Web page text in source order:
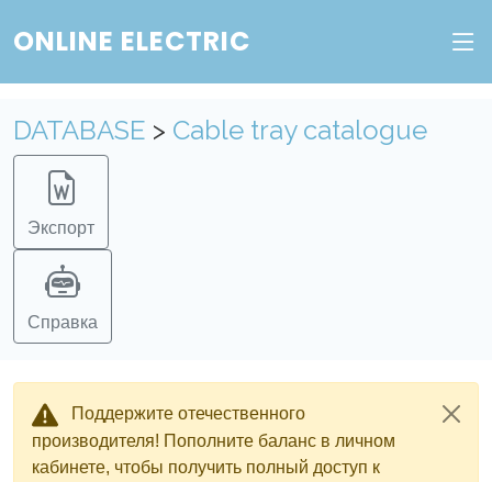
ONLINE ELECTRIC
DATABASE > Cable tray catalogue
Экспорт
Справка
Поддержите отечественного
производителя! Пополните баланс в личном
кабинете, чтобы получить полный доступ к
Электрик" без ограничений.